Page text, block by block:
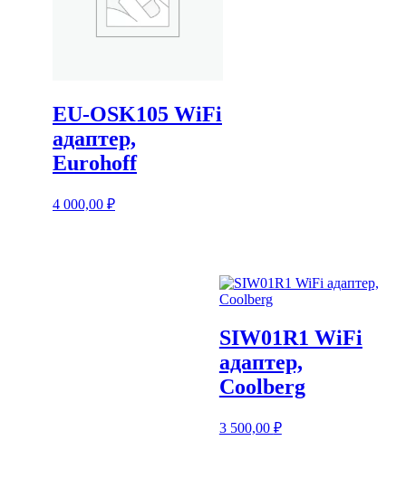
EU-OSK105 WiFi
адаптер,
Eurohoff
4 000,00 ₽
SIW01R1 WiFi
адаптер,
Coolberg
3 500,00 ₽